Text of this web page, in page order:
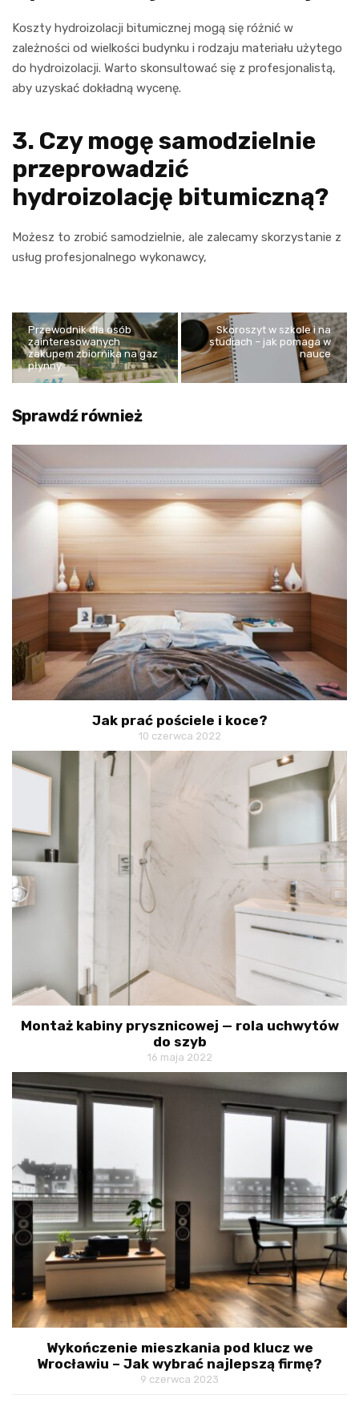
Koszty hydroizolacji bitumicznej mogą się różnić w
zależności od wielkości budynku i rodzaju materiału użytego
do hydroizolacji. Warto skonsultować się z profesjonalistą,
aby uzyskać dokładną wycenę.
3. Czy mogę samodzielnie
przeprowadzić
hydroizolację bitumiczną?
Możesz to zrobić samodzielnie, ale zalecamy skorzystanie z
usług profesjonalnego wykonawcy,
Przewodnik dla osób
zainteresowanych
zakupem zbiornika na gaz
płynny
Skoroszyt w szkole i na
studiach – jak pomaga w
nauce
Sprawdź również
Jak prać pościele i koce?
10 czerwca 2022
Montaż kabiny prysznicowej — rola uchwytów
do szyb
16 maja 2022
Wykończenie mieszkania pod klucz we
Wrocławiu – Jak wybrać najlepszą firmę?
9 czerwca 2023